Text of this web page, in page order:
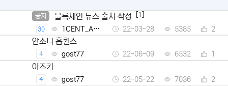
공지 블록체인 뉴스 출처 작성 [1]
30
1CENT_Ad
min
22-03-28 5385 2
안소니 홉퀸스
4 gost77 22-06-09 6532 1
아즈키
4 gost77 22-05-22 7036 2